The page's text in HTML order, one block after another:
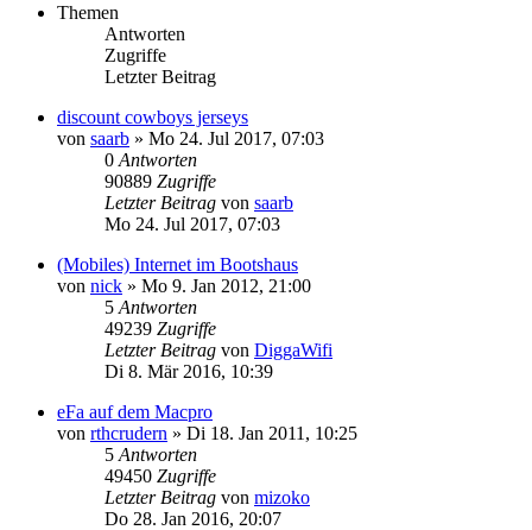
Themen
Antworten
Zugriffe
Letzter Beitrag
discount cowboys jerseys
von saarb » Mo 24. Jul 2017, 07:03
0 Antworten
90889 Zugriffe
Letzter Beitrag von saarb
Mo 24. Jul 2017, 07:03
(Mobiles) Internet im Bootshaus
von nick » Mo 9. Jan 2012, 21:00
5 Antworten
49239 Zugriffe
Letzter Beitrag von DiggaWifi
Di 8. Mär 2016, 10:39
eFa auf dem Macpro
von rthcrudern » Di 18. Jan 2011, 10:25
5 Antworten
49450 Zugriffe
Letzter Beitrag von mizoko
Do 28. Jan 2016, 20:07